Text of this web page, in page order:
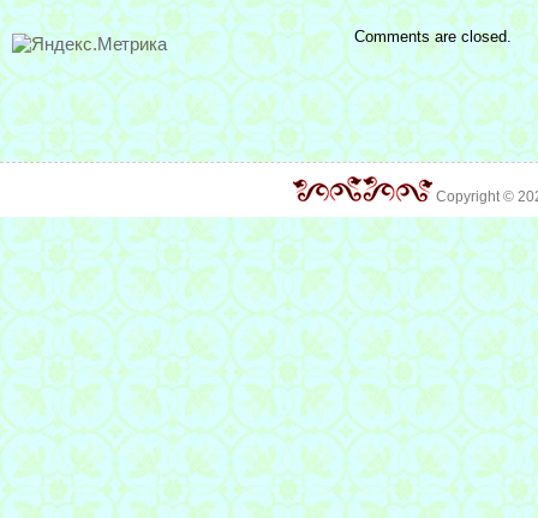
Comments are closed.
Copyright ©